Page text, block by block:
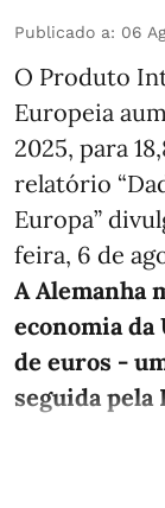
Publicado a: 06
O Produto
Europeia
2025, para
relatório
Europa”
feira, 6 de
A Alemanha
economia da
de euros -
seguida pela